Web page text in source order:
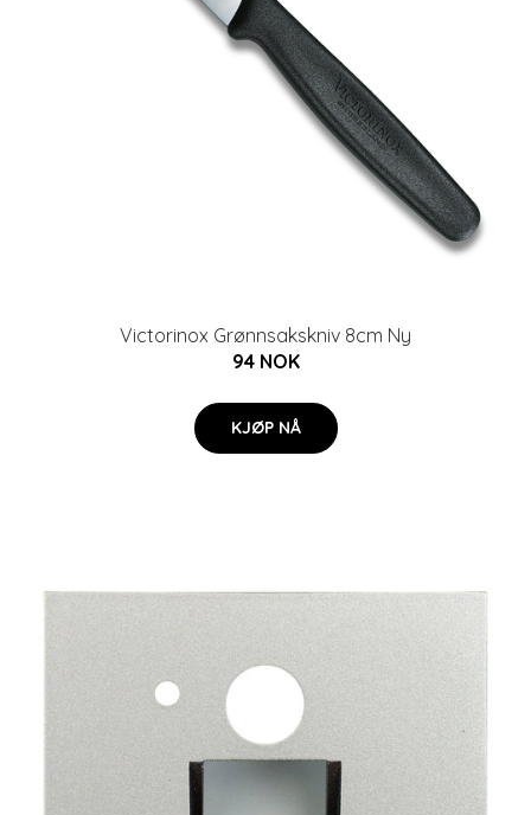
Victorinox Grønnsakskniv 8cm Ny
94 NOK
KJØP NÅ